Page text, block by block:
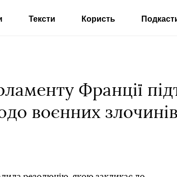
Тексти Користь
Франції
воєнних злочинів